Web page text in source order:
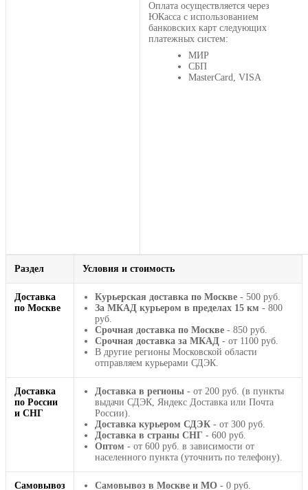
Оплата осуществляется через
ЮКасса с использованием
банковских карт следующих
платежных систем:
МИР
СБП
MasterCard, VISA
Раздел Условия и стоимость
Доставка
по Москве
Курьерская доставка по Москве - 500 руб.
За МКАД курьером в пределах 15 км - 800
руб.
Срочная доставка по Москве - 850 руб.
Срочная доставка за МКАД - от 1100 руб.
В другие регионы Московской области
отправляем курьерами СДЭК.
Доставка
по России
и СНГ
Доставка в регионы - от 200 руб. (в пункты
выдачи СДЭК, Яндекс Доставка или Почта
России).
Доставка курьером СДЭК - от 300 руб.
Доставка в страны СНГ - 600 руб.
Оптом - от 600 руб. в зависимости от
населенного пункта (уточнить по телефону).
Самовывоз
Самовывоз в Москве и МО - 0 руб.